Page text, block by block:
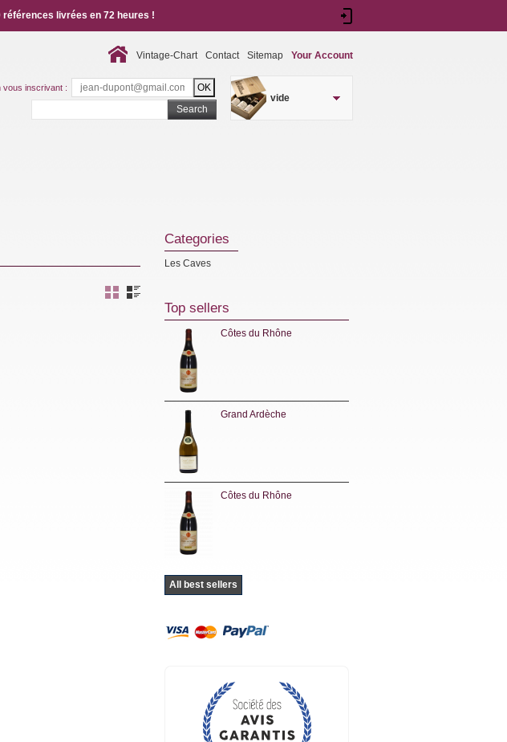
vide
Vintage-Chart Contact Sitemap Your Account
références livrées en 72 heures !
Search
vous inscrivant :
Categories
Les Caves
Top sellers
Côtes du Rhône
Grand Ardèche
Côtes du Rhône
All best sellers